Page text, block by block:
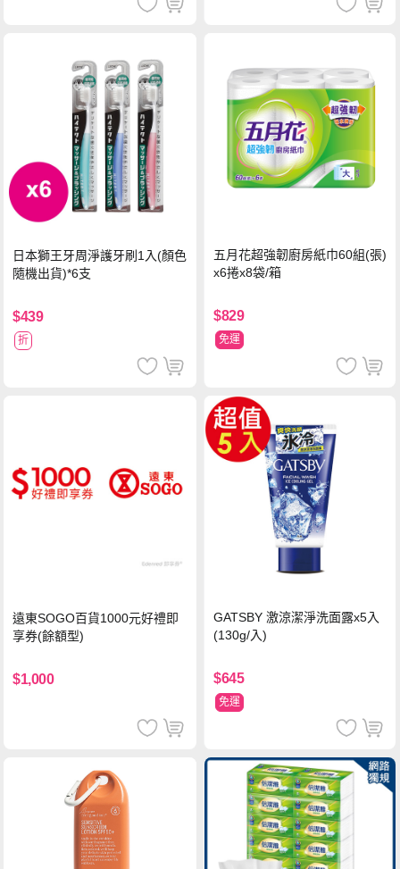
日本獅王牙周淨護牙刷1入(顏色
隨機出貨)*6支
$439
折
五月花超強韌廚房紙巾60組(張)
x6捲x8袋/箱
$829
免運
遠東SOGO百貨1000元好禮即
享券(餘額型)
$1,000
GATSBY 激涼潔淨洗面露x5入
(130g/入)
$645
免運